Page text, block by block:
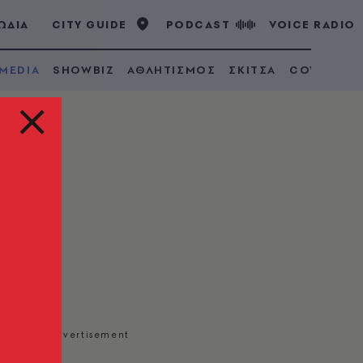
CITY GUIDE PODCAST VOICE RADIO
SHOWBIZ ΑΘΛΗΤΙΣΜΟΣ ΣΚΙΤΣΑ COVID 19